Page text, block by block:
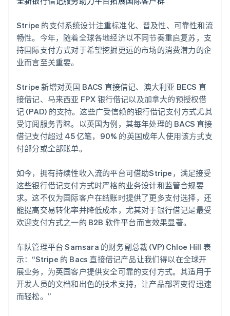
Stripe 的支付系统设计注重标准化、普及性、可靠性和流
畅性。今年，随着全球各地经济以不同节奏重启复苏，支
持国际支付方式对于希望挖掘更远的市场的消费潜力的企
业而言至关重要。
Stripe 新增对英国 BACS 直接借记、澳大利亚 BECS 直
接借记、马来西亚 FPX 银行借记以及加拿大的预授权借
记 (PAD) 的支持。这些广受信赖的银行借记支付方式尤其
受订阅服务青睐。以英国为例，其每年处理的 BACS 直接
借记支付超过 45 亿笔，90% 的英国成年人使用该方式支
付部分或全部账单。
如今，拥有持续性收入流的平台可借助Stripe，满足接受
这些银行借记支付方式时严格的业务设计和监管合规要
求。这不仅为国际客户在结账时提供了更多支付选择，还
能提高交易转化率并降低成本，尤其对于银行借记是最受
欢迎支付方式之一的 B2B 软件平台而言效果显著。
车队管理平台 Samsara 的财务副总裁 (VP) Chloe Hill 表
示：“Stripe 的 Bacs 直接借记产品让我们得以在全球开
展业务，为英国客户提供安全可靠的支付方式。其适用于
开发人员的文档和出色的技术支持，让产品部署变得迅速
而轻松。”
PortuguêsEnglish
日本語English
瑞典
SvenskaEnglish
瑞士
DeutschFrançais
English
斯洛伐克
English
斯洛文尼亚
EnglishItaliano
泰国
ไทยEnglish
English
西班牙
EspañolEnglish
新加坡
English简体中文
新西兰
匈牙利
English
意大利
ItalianoEnglish
印度
English